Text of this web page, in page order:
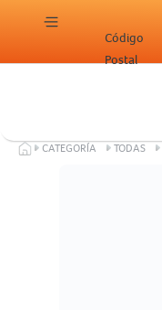
Código
Postal
CATEGORÍA TODAS